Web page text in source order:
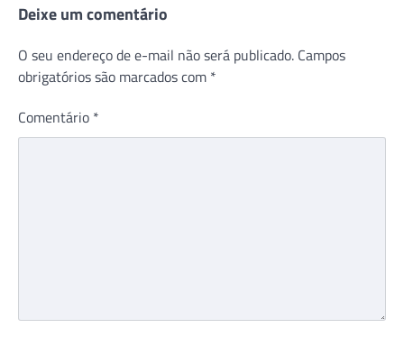
Deixe um comentário
O seu endereço de e-mail não será publicado. Campos
obrigatórios são marcados com *
Comentário *